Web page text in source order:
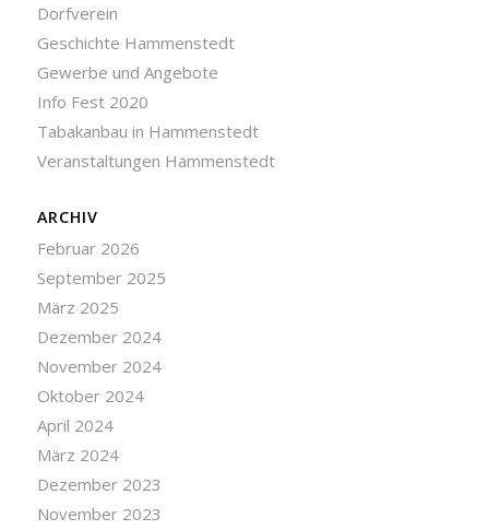
Dorfverein
Geschichte Hammenstedt
Gewerbe und Angebote
Info Fest 2020
Tabakanbau in Hammenstedt
Veranstaltungen Hammenstedt
ARCHIV
Februar 2026
September 2025
März 2025
Dezember 2024
November 2024
Oktober 2024
April 2024
März 2024
Dezember 2023
November 2023